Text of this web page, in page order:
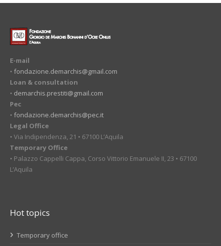
E-mail
• fondazione.demarchis@gmail.com
Loan & consultation
• demarchis.prestiti@gmail.com
Pec
• fondazione.demarchis@pec.it
Legal Office
• Via Indipendenza, 21 • 67100 L’Aquila
Temporary Office
• Palazzo Cappelli Cappa, Corso Vittorio Emanuele II, 23 • 67100
L’Aquila
Hot topics
Temporary office